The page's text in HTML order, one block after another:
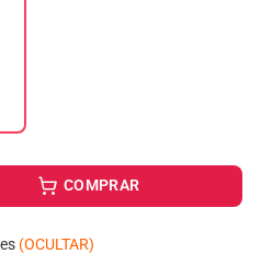
COMPRAR
(OCULTAR)